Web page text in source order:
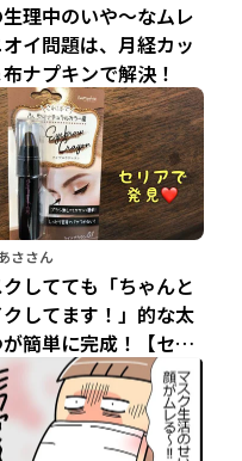
理中のいや～なムレ
オイ問題は、月経カッ
ナプキンで解決！
ささん
してても「ちゃんと
してます！」的な太
が簡単に完成！【セリ
アイブロウクレヨ
は発色よくて使いやす